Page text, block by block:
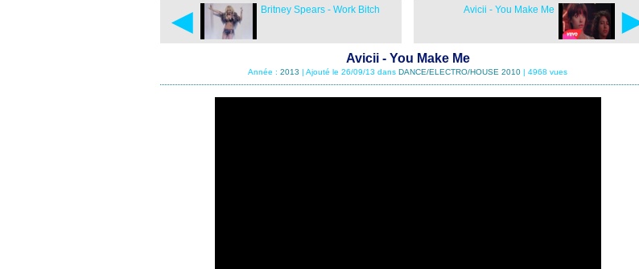
◄ Britney Spears - Work Bitch Avicii - You Make Me
Avicii - You Make Me
Année : 2013 | Ajouté le 26/09/13 dans DANCE/ELECTRO/HOUSE 2010 | 4968 vues